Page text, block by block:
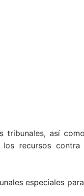
tribunales, así
recursos contra
especiales